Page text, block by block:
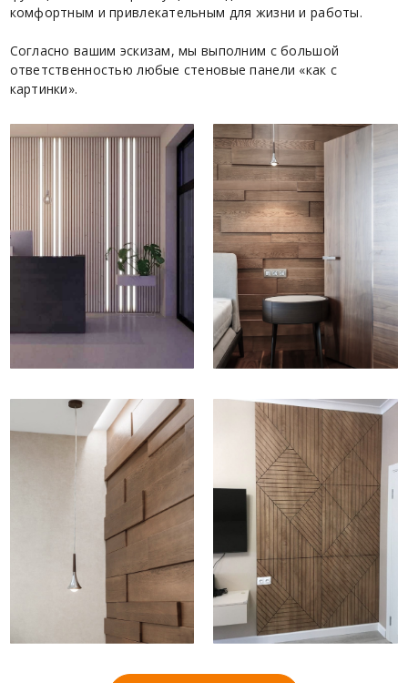
комфортным и привлекательным для жизни и работы.
Согласно вашим эскизам, мы выполним с большой
ответственностью любые стеновые панели «как с
картинки».